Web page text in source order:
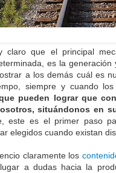
claro que el principal
es la
a los demás cuál es
siempre y cuando
pueden lograr que
situándonos en
este es el primer paso
elegidos cuando existan
claramente los
a dudas hacia la